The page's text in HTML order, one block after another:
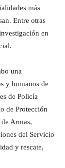
más
Entre otras
en
una
y humanos de
de Policía
de Protección
Armas,
del Servicio
y rescate,